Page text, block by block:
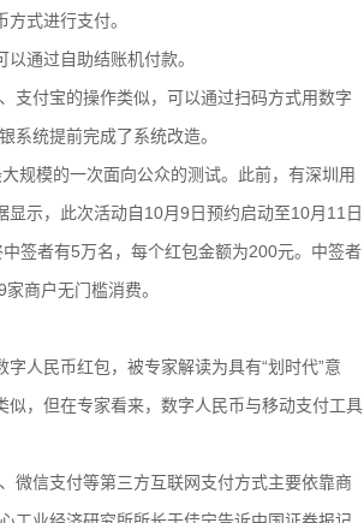
式进行支付。
通过自助结账机付款。
付宝的操作类似，可以通过扫码方式用数字
系统提前完成了系统改造。
模的一次面向公众的测试。此前，有深圳用
示，此次活动自10月9日预约启动至10月11日
签者有5万名，每个红包金额为200元。中签者
商户无门槛消费。
人民币红包，被专家解读为具有“划时代”意
，但在专家看来，数字人民币与移动支付工具
信支付等第三方互联网支付方式主要依靠商